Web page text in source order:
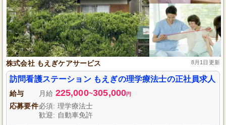
株式会社 もえぎケアサービス 8月1日更新
訪問看護ステーション もえぎの理学療法士の正社員求人
給与 月給 225,000~305,000円
応募要件必須: 理学療法士
歓迎: 自動車免許